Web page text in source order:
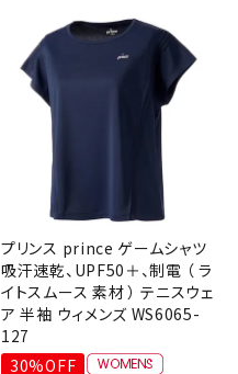
プリンス prince ゲームシャツ
吸汗速乾、UPF50＋、制電 （ ラ
イトスムース 素材 ） テニスウェ
ア 半袖 ウィメンズ WS6065-
127
30%OFF